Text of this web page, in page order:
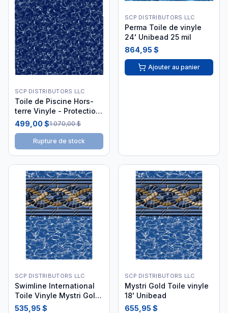
SCP DISTRIBUTORS LLC
Toile de Piscine Hors-
terre Vinyle - Protection
Durable
499,00 $1 070,00 $
Rupture de stock
SCP DISTRIBUTORS LLC
Perma Toile de vinyle
24' Unibead 25 mil
864,95 $
Ajouter au panier
SCP DISTRIBUTORS LLC
Swimline International
Toile Vinyle Mystri Gold
15' Unibead
535,95 $
SCP DISTRIBUTORS LLC
Mystri Gold Toile vinyle
18' Unibead
655,95 $